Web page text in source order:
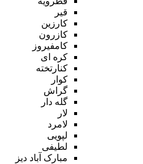
قیر
کارزین
کازرون
کامفیروز
کره ای
کنارتخته
کوار
گراش
گله دار
لار
لامرد
لپویی
لطیفی
مبارک آباد دیز